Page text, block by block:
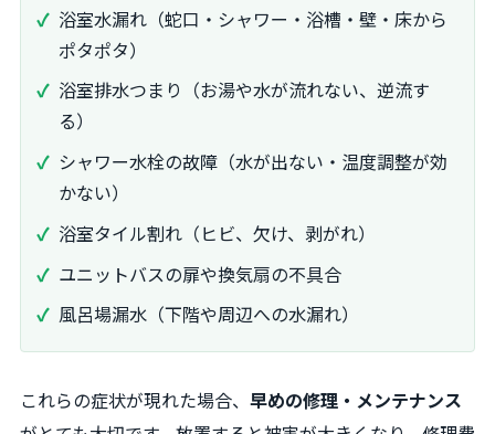
浴室水漏れ（蛇口・シャワー・浴槽・壁・床から
ポタポタ）
浴室排水つまり（お湯や水が流れない、逆流す
る）
シャワー水栓の故障（水が出ない・温度調整が効
かない）
浴室タイル割れ（ヒビ、欠け、剥がれ）
ユニットバスの扉や換気扇の不具合
風呂場漏水（下階や周辺への水漏れ）
これらの症状が現れた場合、 早めの修理・メンテナンス